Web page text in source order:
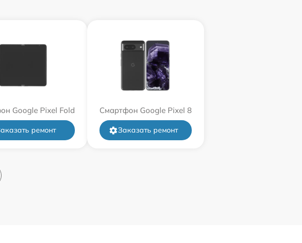
Google Pixel Fold
ремонт
Смартфон Google Pixel 8
Заказать ремонт